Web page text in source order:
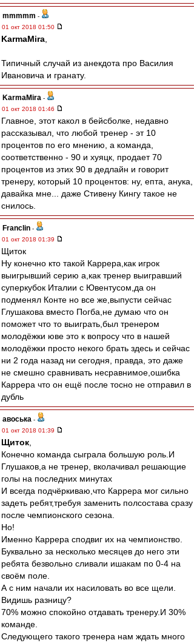
mmmmm -
01 окт 2018 01:50
KarmaMira
Типичный случай из анекдота про Василия
Ивановича и гранату.
KarmaMira -
01 окт 2018 01:46
Главное, этот какол в бейсболке, недавно
рассказывал, что любой тренер - эт 10
процентов по его мнению, а команда,
соответственно - 90 и хуяцк, продает 70
процентов из этих 90 в дедлайн и говорит
тренеру, который 10 процентов: ну, епта, анука,
давайка мне... даже Стивену Кингу такое не
снилось.
Franclin -
01 окт 2018 01:39
Щиток
Ну конечно кто такой Каррера,как игрок
выигрывший серию а,как тренер выигравший
суперкубок Италии с Ювентусом,да он
подменял Конте но все же,выпусти сейчас
Глушакова вместо Погба,не думаю что он
поможет что то выиграть,был тренером
молодёжки юве это к вопросу что в нашей
молодёжки просто некого брать здесь и сейчас
ни 2 года назад ни сегодня, правда, это даже
не смешно сравнивать несравнимое,ошибка
Каррера что он ещё после тосно не отправил в
дубль
авоська -
01 окт 2018 01:39
Щиток
Конечно команда сыграла большую роль.И
Глушаков,а не тренер, вколачивал решающие
голы на последних минутах
И всегда подчёркиваю,что Каррера мог сильно
задеть ребят,требуя заменить полсостава сразу
после чемпионского сезона.
Но!
Именно Каррера сподвиг их на чемпионство.
Буквально за несколько месяцев до него эти
ребята безвольно сливали ишакам по 0-4 на
своём поле.
А с ним начали их насиловать во все щели.
Видишь разницу?
70% можно спокойно отдавать тренеру.И 30%
команде.
Следующего такого тренера нам ждать много